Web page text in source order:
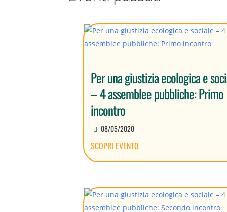
Per una giustizia ecologica e
– 4 assemblee pubbliche: Primo
incontro
08/05/2020
SCOPRI EVENTO